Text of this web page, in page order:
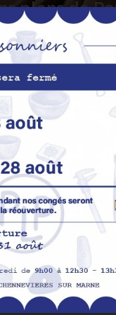
plans de
Nos produits
produits
ventes